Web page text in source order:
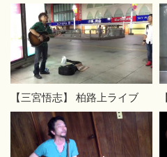
【三宮悟志】 柏路上ライブ